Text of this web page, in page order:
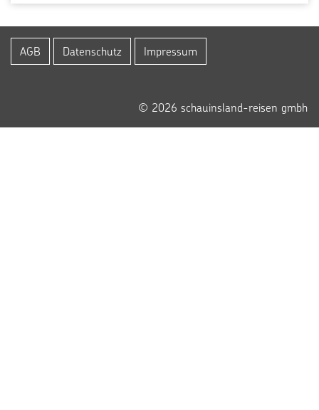
AGB Datenschutz Impressum
© 2026 schauinsland-reisen gmbh